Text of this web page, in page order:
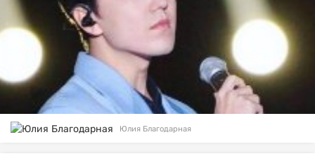
Юлия Благодарная